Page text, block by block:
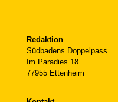
Redaktion
Südbadens Doppelpass
Im Paradies 18
77955 Ettenheim